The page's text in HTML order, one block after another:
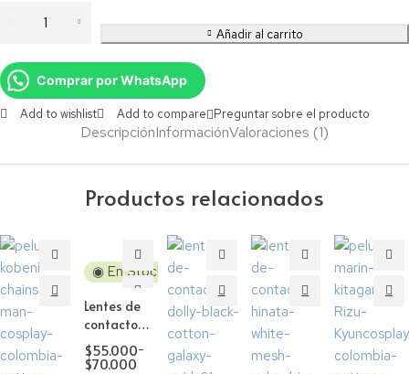
Añadir al carrito
Comprar por WhatsApp
Add to wishlist Add to compare Preguntar sobre el producto
DescripciónInformaciónValoraciones (1)
Productos relacionados
◉ En Stock
Lentes de
contacto
Cosplay
Dawn Blue
$55.000-
$70.000